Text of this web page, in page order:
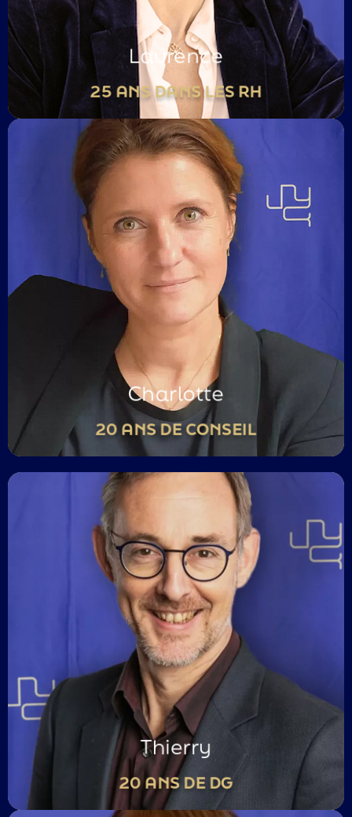
Laurence
25 ANS DANS LES RH
Région Sud-Est / Marseille
Charlotte
20 ANS DE CONSEIL
Passionnée de la vie
Artiste reconnue de la phrase juste
Sa devise « Décelez ce que vous ne voulez pas
entendre, pour vous faire avancer »
Région Sud-Est / Avignon
Thierry
20 ANS DE DG
Accordeur de quintes parfaites
Sensible à la justesse des mots
Coach, amoureux des verbes d’action
Région Ouest / Angers